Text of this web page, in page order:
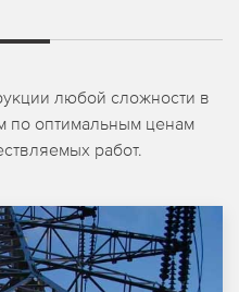
любой сложности в
по оптимальным ценам
работ.